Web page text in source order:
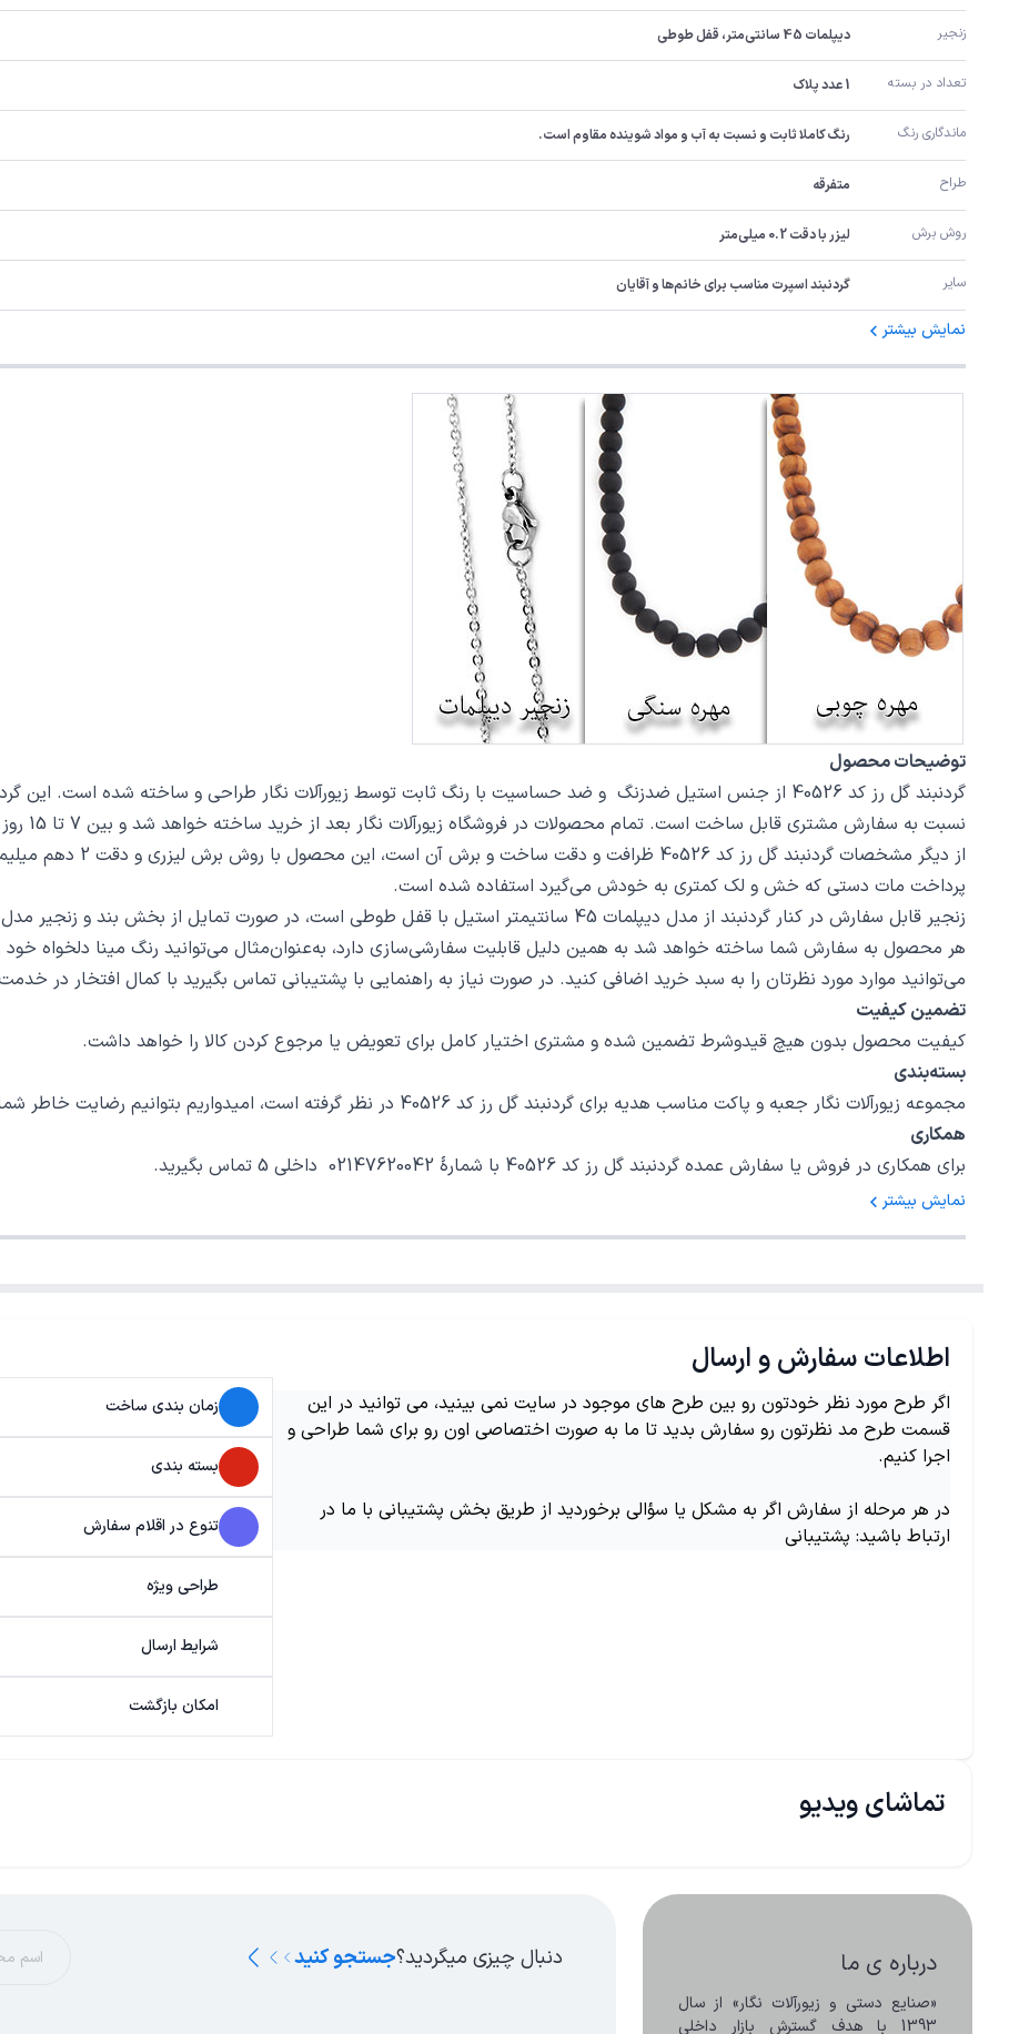
زنجیر دیپلمات 45 سانتی‌متر، قفل طوطی
تعداد در بسته 1 عدد پلاک
ماندگاری رنگ رنگ کاملا ثابت و نسبت به آب و مواد شوینده مقاوم است.
طراح متفرقه
روش برش لیزر با دقت 0.2 میلی‌متر
سایر گردنبند اسپرت مناسب برای خانم‌ها و آقایان
نمایش بیشتر
توضیحات محصول
نسبت به سفارش مشتری قابل ساخت است. تمام محصولات در فروشگاه زیورآلات نگار بعد از خرید ساخته خواهد شد و بین 7 تا 15 روز به دست مشتریان گرامی خواهد رسید.
از دیگر مشخصات گردنبند
پرداخت مات دستی که خش و لک کمتری به خودش می‌گیرد استفاده شده است.
زنجیر قابل سفارش در کنار گردنبند از مدل دیپلمات 45 سانتیمتر استیل با قفل طوطی است، در صورت تمایل از بخش بند و زنجیر مدل‌های دیگری از زنجیر یا مهره سنگ را انتخاب کنید.
هر محصول به سفارش شما ساخته خواهد شد به همین دلیل قابلیت سفارشی‌سازی دارد، به‌عنوان‌مثال می‌توانید رنگ مینا دلخواه
می‌توانید موارد مورد نظرتان را به سبد خرید اضافی کنید. در صورت نیاز به راهنمایی با پشتیبانی تماس بگیرید با کمال افتخار در
تضمین کیفیت
کیفیت محصول بدون هیچ قیدوشرط تضمین شده و مشتری اختیار کامل برای تعویض یا مرجوع کردن کالا را خواهد داشت.
بسته‌بندی
مجموعه زیورآلات نگار جعبه و پاکت مناسب هدیه برای گردنبند گل رز کد 40526 در نظر گرفته است، امیدواریم بتوانیم رضایت خاطر شما را برای یک خرید خوب فراهم نماییم.
همکاری
برای همکاری در فروش یا سفارش عمده گردنبند گل رز کد 40526 با شمارهٔ 02147620042 داخلی 5 تماس بگیرید.
نمایش بیشتر
اطلاعات سفارش و ارسال
اگر طرح مورد نظر خودتون رو بین طرح های موجود در سایت نمی بینید، می توانید در این
قسمت طرح مد نظرتون رو سفارش بدید تا ما به صورت اختصاصی اون رو برای شما طراحی و
اجرا کنیم.
در هر مرحله از سفارش اگر به مشکل یا سؤالی برخوردید از طریق بخش پشتیبانی با ما در
ارتباط باشید: پشتیبانی
زمان بندی ساخت
بسته بندی
تنوع در اقلام سفارش
طراحی ویژه
شرایط ارسال
امکان بازگشت
تماشای ویدیو
درباره ی ما دنبال چیزی میگردید؟جستجو کنید